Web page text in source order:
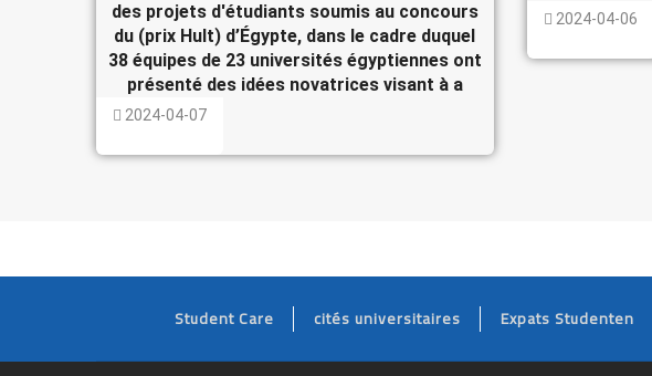
des projets d'étudiants soumis au concours
du (prix Hult) d’Égypte, dans le cadre duquel
38 équipes de 23 universités égyptiennes ont
présenté des idées novatrices visant à a
2024-04-07
2024-04-06
Student Care cités universitaires Expats Studenten